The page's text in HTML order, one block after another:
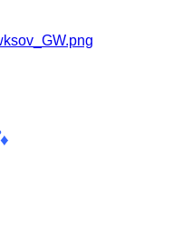
♦